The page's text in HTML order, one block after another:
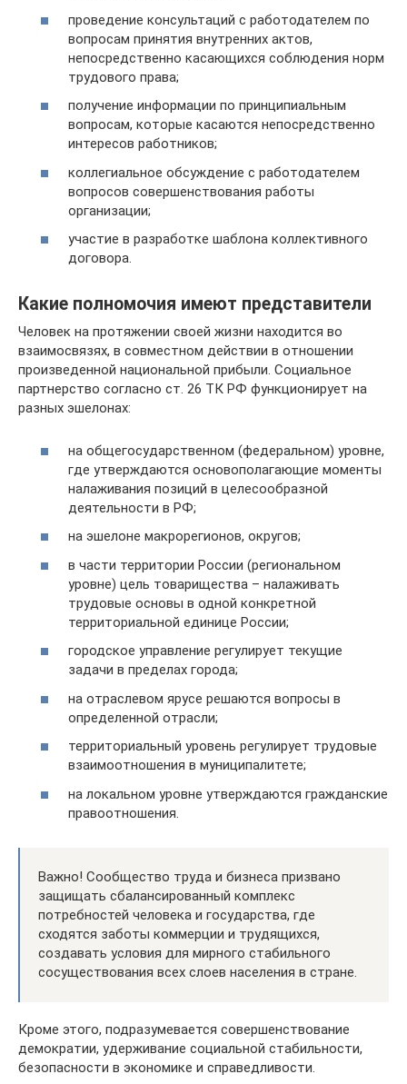
проведение консультаций с работодателем по
вопросам принятия внутренних актов,
непосредственно касающихся соблюдения норм
трудового права;
получение информации по принципиальным
вопросам, которые касаются непосредственно
интересов работников;
коллегиальное обсуждение с работодателем
вопросов совершенствования работы
организации;
участие в разработке шаблона коллективного
договора.
Какие полномочия имеют представители
Человек на протяжении своей жизни находится во
взаимосвязях, в совместном действии в отношении
произведенной национальной прибыли. Социальное
партнерство согласно ст. 26 ТК РФ функционирует на
разных эшелонах:
на общегосударственном (федеральном) уровне,
где утверждаются основополагающие моменты
налаживания позиций в целесообразной
деятельности в РФ;
на эшелоне макрорегионов, округов;
в части территории России (региональном
уровне) цель товарищества – налаживать
трудовые основы в одной конкретной
территориальной единице России;
городское управление регулирует текущие
задачи в пределах города;
на отраслевом ярусе решаются вопросы в
определенной отрасли;
территориальный уровень регулирует трудовые
взаимоотношения в муниципалитете;
на локальном уровне утверждаются гражданские
правоотношения.
Важно! Сообщество труда и бизнеса призвано
защищать сбалансированный комплекс
потребностей человека и государства, где
сходятся заботы коммерции и трудящихся,
создавать условия для мирного стабильного
сосуществования всех слоев населения в стране.
Кроме этого, подразумевается совершенствование
демократии, удерживание социальной стабильности,
безопасности в экономике и справедливости.